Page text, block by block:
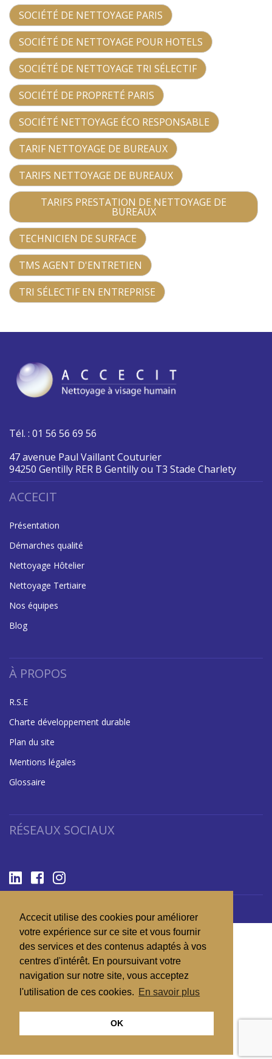
Accecit utilise des cookies pour améliorer
votre expérience sur ce site et vous fournir
des services et des contenus adaptés à vos
centres d'intérêt. En poursuivant votre
navigation sur notre site, vous acceptez
l'utilisation de ces cookies. En savoir plus
OK
SOCIÉTÉ DE NETTOYAGE PARIS
SOCIÉTÉ DE NETTOYAGE POUR HOTELS
SOCIÉTÉ DE NETTOYAGE TRI SÉLECTIF
SOCIÉTÉ DE PROPRETÉ PARIS
SOCIÉTÉ NETTOYAGE ÉCO RESPONSABLE
TARIF NETTOYAGE DE BUREAUX
TARIFS NETTOYAGE DE BUREAUX
TARIFS PRESTATION DE NETTOYAGE DE
BUREAUX
TECHNICIEN DE SURFACE
TMS AGENT D'ENTRETIEN
TRI SÉLECTIF EN ENTREPRISE
Tél. : 01 56 56 69 56
47 avenue Paul Vaillant Couturier
94250 Gentilly RER B Gentilly ou T3 Stade Charlety
ACCECIT
Présentation
Démarches qualité
Nettoyage Hôtelier
Nettoyage Tertiaire
Nos équipes
Blog
À PROPOS
R.S.E
Charte développement durable
Plan du site
Mentions légales
Glossaire
RÉSEAUX SOCIAUX